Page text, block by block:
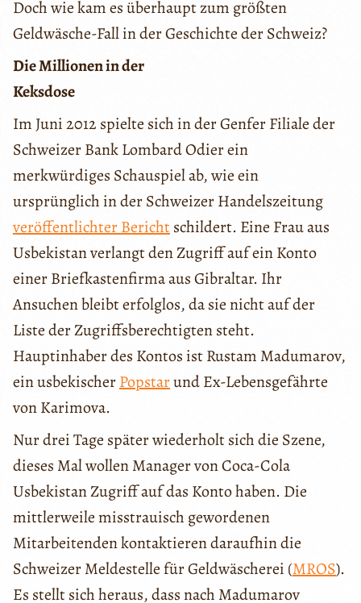
Doch wie kam es überhaupt zum größten
Geldwäsche-Fall in der Geschichte der Schweiz?
Die Millionen in der
Keksdose
Im Juni 2012 spielte sich in der Genfer Filiale der
Schweizer Bank Lombard Odier ein
merkwürdiges Schauspiel ab, wie ein
ursprünglich in der Schweizer Handelszeitung
veröffentlichter Berichtschildert. Eine Frau aus
Usbekistan verlangt den Zugriff auf ein Konto
einer Briefkastenfirma aus Gibraltar. Ihr
Ansuchen bleibt erfolglos, da sie nicht auf der
Liste der Zugriffsberechtigten steht.
Hauptinhaber des Kontos ist Rustam Madumarov,
ein usbekischerPopstarund Ex-Lebensgefährte
von Karimova.
Nur drei Tage später wiederholt sich die Szene,
dieses Mal wollen Manager von Coca-Cola
Usbekistan Zugriff auf das Konto haben. Die
mittlerweile misstrauisch gewordenen
Mitarbeitenden kontaktieren daraufhin die
Schweizer Meldestelle für Geldwäscherei (MROS).
Es stellt sich heraus, dass nach Madumarov